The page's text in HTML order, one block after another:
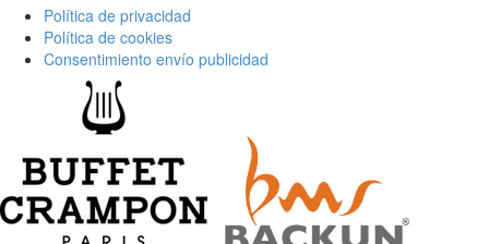
Política de privacidad
Política de cookies
Consentimiento envío publicidad